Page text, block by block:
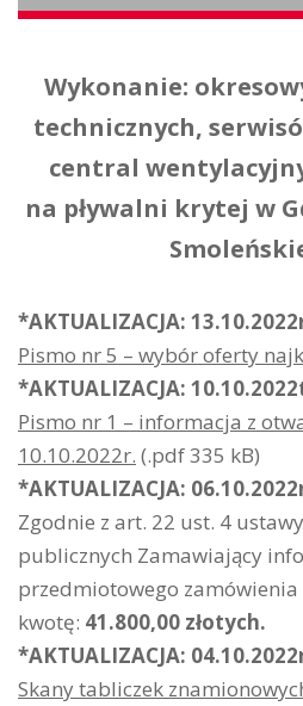
Wykonanie:
technicznych,
central
na pływalni krytej w
*AKTUALIZACJA:
Pismo nr 5 – wybór oferty
*AKTUALIZACJA:
Pismo nr 1 – informacja z
10.10.2022r. (.pdf 335 kB)
*AKTUALIZACJA:
Zgodnie z art. 22 ust. 4
publicznych Zamawiający
przedmiotowego zamówienia
kwotę: 41.800,00 złotych.
*AKTUALIZACJA:
Skany tabliczek